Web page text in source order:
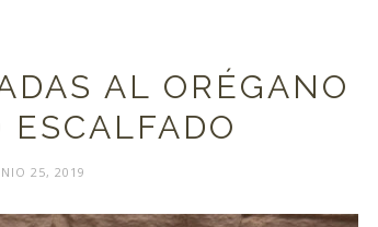
AL ORÉGANO
25, 2019